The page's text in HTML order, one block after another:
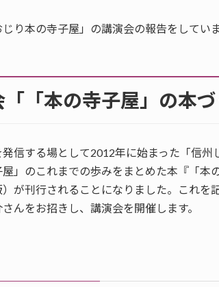
じり本の寺子屋」の講演会の報告をしていま
「本の寺子屋」の本づ
信する場として2012年に始まった「信州
屋」のこれまでの歩みをまとめた本『「本
）が刊行されることになりました。これ
んをお招きし、講演会を開催します。